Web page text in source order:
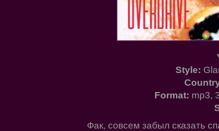
Style:
Format: mp3,
Фак, совсем забыл сказать